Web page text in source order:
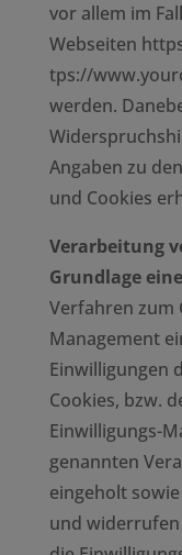
vor allem im
Webseiten
tps://
werden.
Angaben zu
und Cookies
Verarbeitung
Grundlage
Verfahren zum
Management
Einwilligungen
Cookies, bzw.
Einwilligungs-
genannten
eingeholt
und